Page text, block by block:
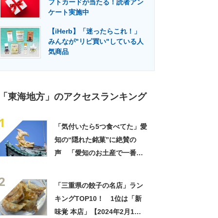
メディア 建設×テクノロジーの最前線
フトカードが当たる！読者アン
ケート実施中
【iHerb】「迷ったらこれ！」
みんなが"リピ買い"している人
気商品
東海地方」のアクセスランキング
「気付いたら5つ食べてた」愛
知の“隠れた銘菓”に絶賛の
声 「愛知のお土産で一番好
「三重県の餃子の名店」ラン
キングTOP10！ 1位は「新
味覚 本店」【2024年2月1日